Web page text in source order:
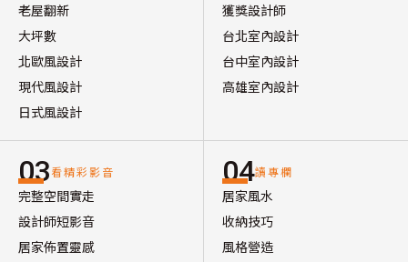
老屋翻新
大坪數
北歐風設計
現代風設計
日式風設計
獲獎設計師
台北室內設計
台中室內設計
高雄室內設計
03看精彩影音
完整空間實走
設計師短影音
居家佈置靈感
04讀專欄
居家風水
收納技巧
風格營造